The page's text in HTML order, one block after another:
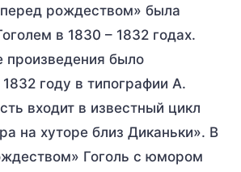
рождеством» была
в 1830 – 1832 годах.
произведения было
году в типографии А.
входит в известный цикл
на хуторе близ Диканьки». В
Гоголь с юмором